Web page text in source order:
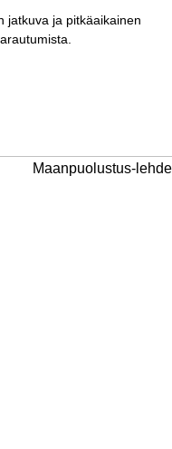
jatkuva ja pitkäaikainen